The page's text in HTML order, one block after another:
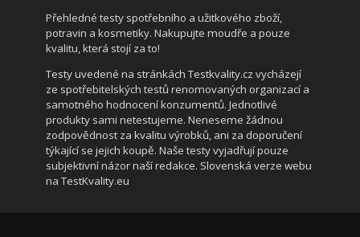
Přehledné testy spotřebního a užitkového zboží,
potravin a kosmetiky. Nakupujte moudře a pouze
kvalitu, která stojí za to!
Testy uvedené na stránkáchTestkvality.cz vycházejí
ze spotřebitelských testů renomovaných organizací a
samotného hodnocení konzumentů. Jednotlivé
produkty sami netestujeme. Neneseme žádnou
zodpovědnost za kvalitu výrobků, ani za doporučení
týkající se jejich koupě. Naše testy vyjadřují pouze
subjektivní názor naší redakce. Slovenská verze webu
naTestKvality.eu